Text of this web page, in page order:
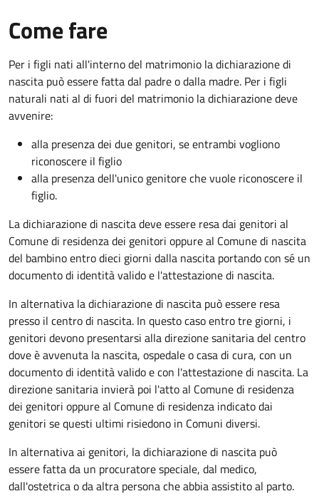
Come fare
Per i figli nati all'interno del matrimonio la dichiarazione di
nascita può essere fatta dal padre o dalla madre. Per i figli
naturali nati al di fuori del matrimonio la dichiarazione deve
avvenire:
alla presenza dei due genitori, se entrambi vogliono
riconoscere il figlio
alla presenza dell'unico genitore che vuole riconoscere il
figlio.
La dichiarazione di nascita deve essere resa dai genitori al
Comune di residenza dei genitori oppure al Comune di nascita
del bambino entro dieci giorni dalla nascita portando con sé un
documento di identità valido e l'attestazione di nascita.
In alternativa la dichiarazione di nascita può essere resa
presso il centro di nascita. In questo caso entro tre giorni, i
genitori devono presentarsi alla direzione sanitaria del centro
dove è avvenuta la nascita, ospedale o casa di cura, con un
documento di identità valido e con l'attestazione di nascita. La
direzione sanitaria invierà poi l'atto al Comune di residenza
dei genitori oppure al Comune di residenza indicato dai
genitori se questi ultimi risiedono in Comuni diversi.
In alternativa ai genitori, la dichiarazione di nascita può
essere fatta da un procuratore speciale, dal medico,
dall'ostetrica o da altra persona che abbia assistito al parto.